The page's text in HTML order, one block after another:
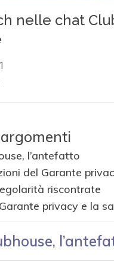
l’antefatto
del Garante
riscontrate
privacy e la